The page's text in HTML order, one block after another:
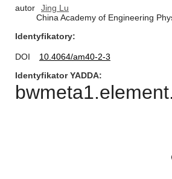
autor
Jing Lu
China Academy of Engineering
Identyfikatory
DOI
10.4064/am40-2-3
Identyfikator YADDA